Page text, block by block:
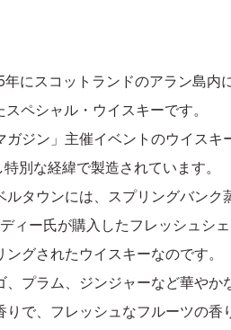
にスコットランドのアラン島
ペシャル・ウイスキーです。
ジン」主催イベントのウイスキ
別な経緯で製造されています。
タウンには、スプリングバンク
ィー氏が購入したフレッシュシ
グされたウイスキーなのです。
プラム、ジンジャーなど華やか
で、フレッシュなフルーツの香